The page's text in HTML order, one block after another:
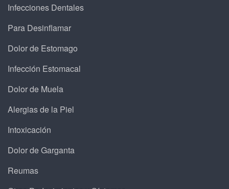
Infecciones Dentales
Para Desinflamar
Dolor de Estomago
Infección Estomacal
Dolor de Muela
Alergias de la Piel
Intoxicación
Dolor de Garganta
Reumas